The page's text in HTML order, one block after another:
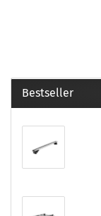
Bestseller